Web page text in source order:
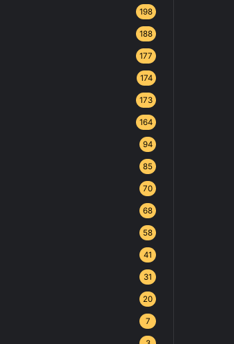
198
188
177
174
173
164
94
85
70
68
58
41
31
20
7